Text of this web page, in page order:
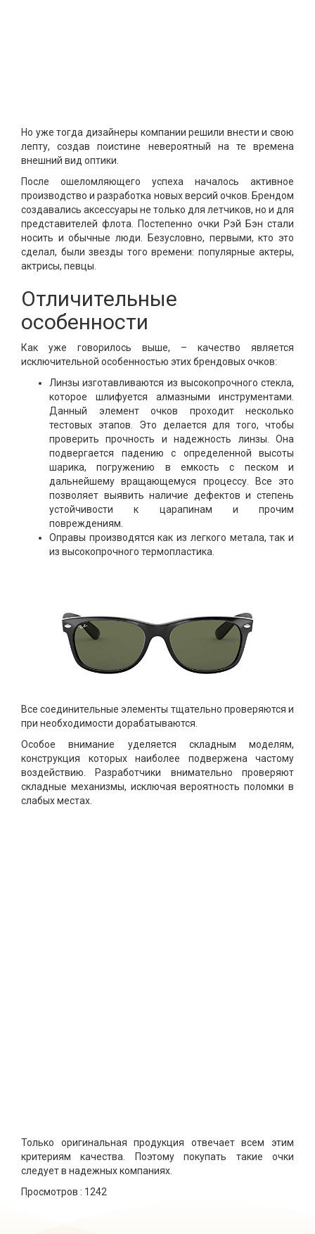
Но уже тогда дизайнеры компании решили внести и свою
лепту, создав поистине невероятный на те времена
внешний вид оптики.
После ошеломляющего успеха началось активное
производство и разработка новых версий очков. Брендом
создавались аксессуары не только для летчиков, но и для
представителей флота. Постепенно очки Рэй Бэн стали
носить и обычные люди. Безусловно, первыми, кто это
сделал, были звезды того времени: популярные актеры,
актрисы, певцы.
Отличительные
особенности
Как уже говорилось выше, – качество является
исключительной особенностью этих брендовых очков:
Линзы изготавливаются из высокопрочного стекла,
которое шлифуется алмазными инструментами.
Данный элемент очков проходит несколько
тестовых этапов. Это делается для того, чтобы
проверить прочность и надежность линзы. Она
подвергается падению с определенной высоты
шарика, погружению в емкость с песком и
дальнейшему вращающемуся процессу. Все это
позволяет выявить наличие дефектов и степень
устойчивости к царапинам и прочим
повреждениям.
Оправы производятся как из легкого метала, так и
из высокопрочного термопластика.
Все соединительные элементы тщательно проверяются и
при необходимости дорабатываются.
Особое внимание уделяется складным моделям,
конструкция которых наиболее подвержена частому
воздействию. Разработчики внимательно проверяют
складные механизмы, исключая вероятность поломки в
слабых местах.
Только оригинальная продукция отвечает всем этим
критериям качества. Поэтому покупать такие очки
следует в надежных компаниях.
Просмотров : 1242